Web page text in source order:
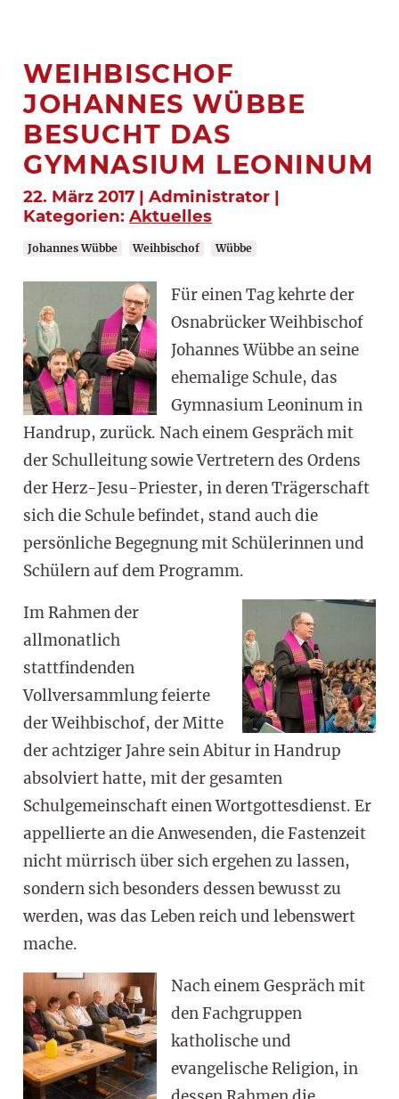
WEIHBISCHOF
JOHANNES WÜBBE
BESUCHT DAS
GYMNASIUM LEONINUM
22. März 2017 | Administrator |
Kategorien: Aktuelles
Johannes Wübbe Weihbischof Wübbe
Für einen Tag kehrte der
Osnabrücker Weihbischof
Johannes Wübbe an seine
ehemalige Schule, das
Gymnasium Leoninum in
Handrup, zurück. Nach einem Gespräch mit
der Schulleitung sowie Vertretern des Ordens
der Herz-Jesu-Priester, in deren Trägerschaft
sich die Schule befindet, stand auch die
persönliche Begegnung mit Schülerinnen und
Schülern auf dem Programm.
Im Rahmen der
allmonatlich
stattfindenden
Vollversammlung feierte
der Weihbischof, der Mitte
der achtziger Jahre sein Abitur in Handrup
absolviert hatte, mit der gesamten
Schulgemeinschaft einen Wortgottesdienst. Er
appellierte an die Anwesenden, die Fastenzeit
nicht mürrisch über sich ergehen zu lassen,
sondern sich besonders dessen bewusst zu
werden, was das Leben reich und lebenswert
mache.
Nach einem Gespräch mit
den Fachgruppen
katholische und
evangelische Religion, in